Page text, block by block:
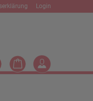
Login
WarenkorbLogin